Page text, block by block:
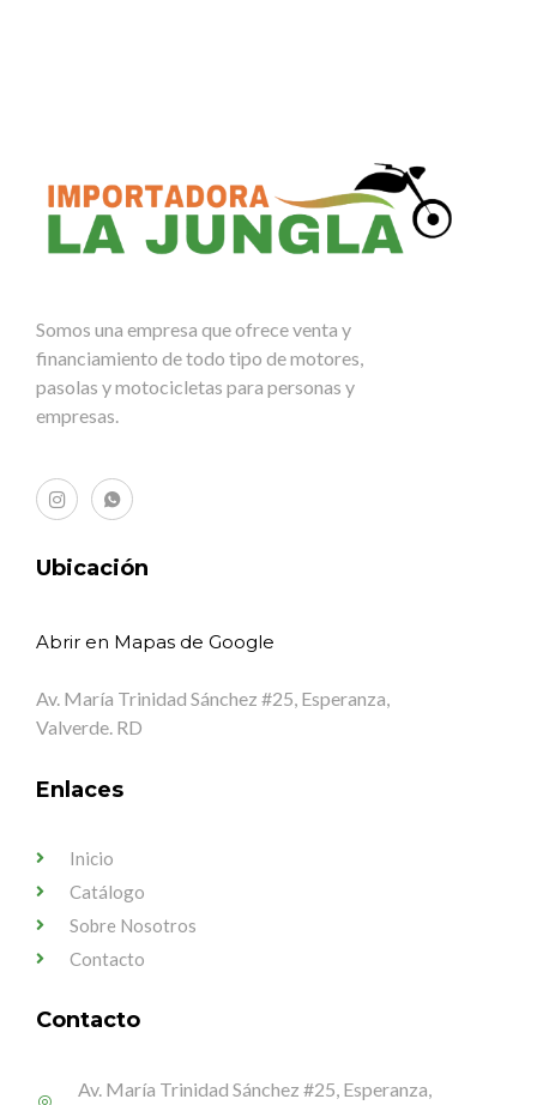
Somos una empresa que ofrece venta y
financiamiento de todo tipo de motores,
pasolas y motocicletas para personas y
empresas.
Ubicación
Abrir en Mapas de Google
Av. María Trinidad Sánchez #25, Esperanza,
Valverde. RD
Enlaces
Inicio
Catálogo
Sobre Nosotros
Contacto
Contacto
Av. María Trinidad Sánchez #25, Esperanza,